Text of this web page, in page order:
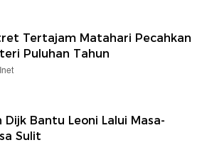
Tertajam Matahari Pecahkan
Puluhan Tahun
Dijk Bantu Leoni Lalui Masa-
Sulit